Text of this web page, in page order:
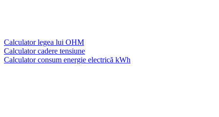
Calculator legea lui OHM
Calculator cadere tensiune
Calculator consum energie electrică kWh